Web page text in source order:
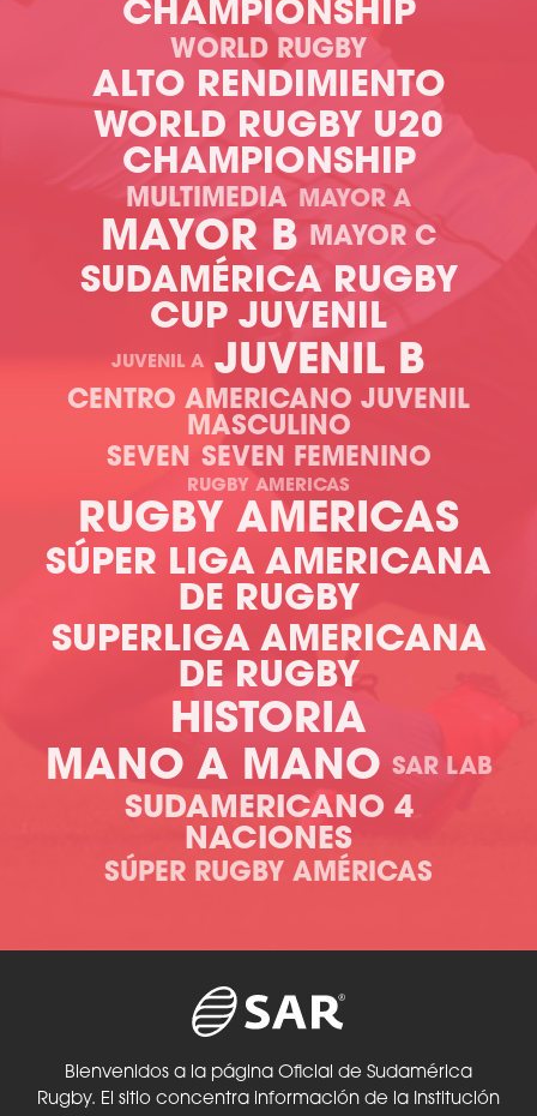
CHAMPIONSHIP
WORLD RUGBY
ALTO RENDIMIENTO
WORLD RUGBY U20
CHAMPIONSHIP
MULTIMEDIA MAYOR A
MAYOR B MAYOR C
SUDAMÉRICA RUGBY
CUP JUVENIL
JUVENIL A JUVENIL B
CENTRO AMERICANO JUVENIL
MASCULINO
SEVEN SEVEN FEMENINO
RUGBY AMERICAS
RUGBY AMERICAS
SÚPER LIGA AMERICANA
DE RUGBY
SUPERLIGA AMERICANA
DE RUGBY
HISTORIA
MANO A MANO SAR LAB
SUDAMERICANO 4
NACIONES
SÚPER RUGBY AMÉRICAS
Bienvenidos a la página Oficial de Sudamérica
Rugby. El sitio concentra información de la Institución